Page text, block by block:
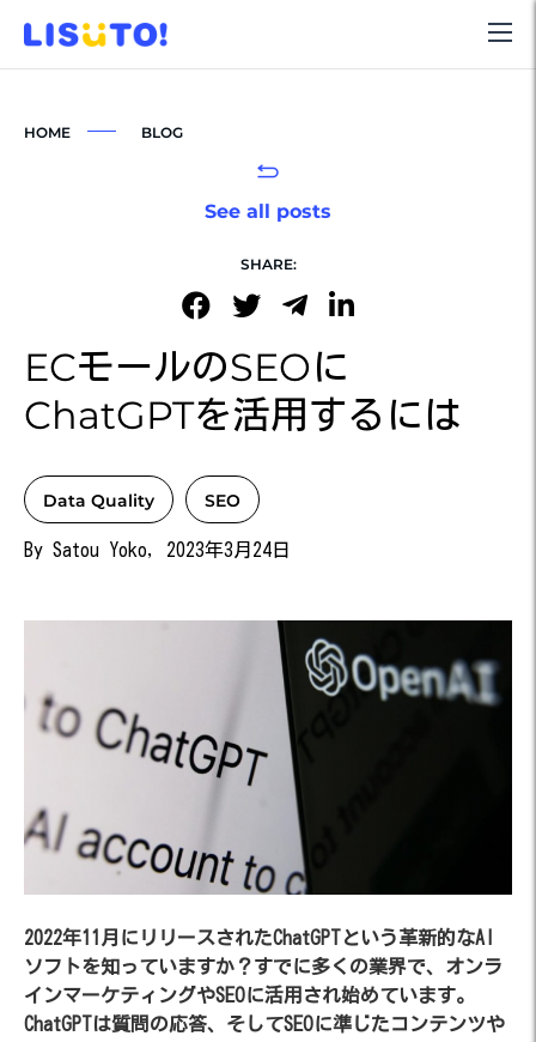
HOME BLOG
ECモールのSEOに
ChatGPTを活用するには
Data Quality SEO
By Satou Yoko, 2023年3月24日
2022年11月にリリースされたChatGPTという革新的なAI
ソフトを知っていますか？すでに多くの業界で、オンラ
インマーケティングやSEOに活用され始めています。
ChatGPTは質問の応答、そしてSEOに準じたコンテンツや
See all posts
SHARE: